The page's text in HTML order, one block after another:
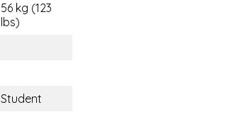
56 kg (123
lbs)
Student